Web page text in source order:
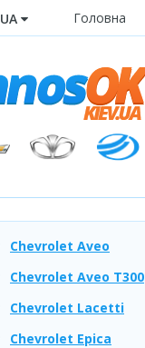
UA Головна
Chevrolet Aveo
Chevrolet Aveo T300
Chevrolet Lacetti
Chevrolet Epica